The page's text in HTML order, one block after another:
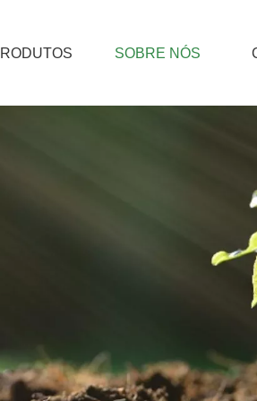
SOBRE NÓS